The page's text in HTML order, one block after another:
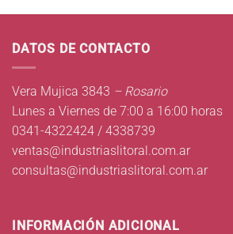
DATOS DE CONTACTO
Vera Mujica 3843 – Rosario
Lunes a Viernes de 7:00 a 16:00 horas
0341-4322424 / 4338739
ventas@industriaslitoral.com.ar
consultas@industriaslitoral.com.ar
INFORMACIÓN ADICIONAL